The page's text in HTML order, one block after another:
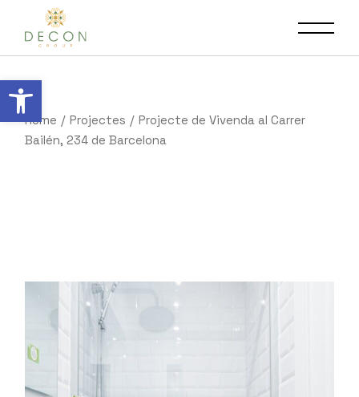
Obre la barra d'eines
Home Projectes
Projecte de Vivenda al Carrer
Bailén, 234 de Barcelona